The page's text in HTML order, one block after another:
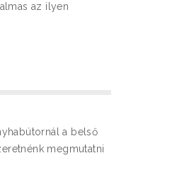
az ilyen
a belső
megmutatni